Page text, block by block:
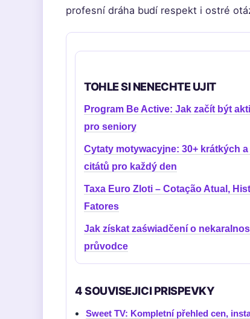
profesní dráha budí respekt i ostré
TOHLE SI NENECHTE UJIT
Program Be Active: Jak začít být
pro seniory
Cytaty motywacyjne: 30+ krátkých
citátů pro každý den
Taxa Euro Zloti – Cotação Atual,
Fatores
Jak získat zaświadčení o
průvodce
4 SOUVISEJICI PRISPEVKY
Sweet TV: Kompletní přehled cen,